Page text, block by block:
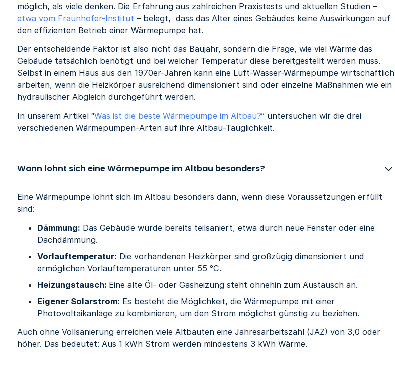
möglich, als viele denken. Die Erfahrung aus zahlreichen Praxistests und aktuellen Studien –
etwa vom Fraunhofer-Institut – belegt, dass das Alter eines Gebäudes keine Auswirkungen auf
den effizienten Betrieb einer Wärmepumpe hat.
Der entscheidende Faktor ist also nicht das Baujahr, sondern die Frage, wie viel Wärme das
Gebäude tatsächlich benötigt und bei welcher Temperatur diese bereitgestellt werden muss.
Selbst in einem Haus aus den 1970er-Jahren kann eine Luft-Wasser-Wärmepumpe wirtschaftlich
arbeiten, wenn die Heizkörper ausreichend dimensioniert sind oder einzelne Maßnahmen wie ein
hydraulischer Abgleich durchgeführt werden.
In unserem Artikel “Was ist die beste Wärmepumpe im Altbau?” untersuchen wir die drei
verschiedenen Wärmepumpen-Arten auf ihre Altbau-Tauglichkeit.
Wann lohnt sich eine Wärmepumpe im Altbau besonders?
Eine Wärmepumpe lohnt sich im Altbau besonders dann, wenn diese Voraussetzungen erfüllt
sind:
Dämmung: Das Gebäude wurde bereits teilsaniert, etwa durch neue Fenster oder eine
Dachdämmung.
Vorlauftemperatur: Die vorhandenen Heizkörper sind großzügig dimensioniert und
ermöglichen Vorlauftemperaturen unter 55 °C.
Heizungstausch: Eine alte Öl- oder Gasheizung steht ohnehin zum Austausch an.
Eigener Solarstrom: Es besteht die Möglichkeit, die Wärmepumpe mit einer
Photovoltaikanlage zu kombinieren, um den Strom möglichst günstig zu beziehen.
Auch ohne Vollsanierung erreichen viele Altbauten eine Jahresarbeitszahl (JAZ) von 3,0 oder
höher. Das bedeutet: Aus 1 kWh Strom werden mindestens 3 kWh Wärme.